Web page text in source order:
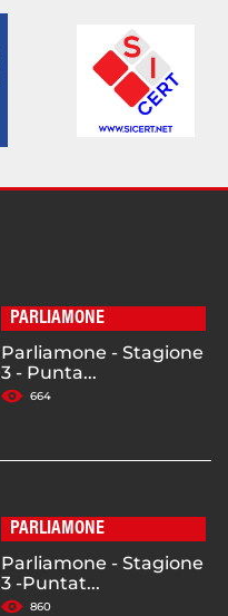
PARLIAMONE
Parliamone - Stagione
3 - Punta...
664
PARLIAMONE
Parliamone - Stagione
3 -Puntat...
860